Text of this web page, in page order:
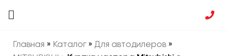
Главная » Каталог» Для автодилеров »